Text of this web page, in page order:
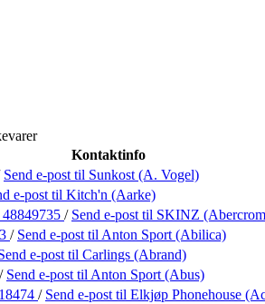
Kontaktinfo
Send e-post til Sunkost (A. Vogel)
e-post til Kitch'n (Aarke)
48849735 / Send e-post til SKINZ
/ Send e-post til Anton Sport (Abilica)
e-post til Carlings (Abrand)
/ Send e-post til Anton Sport (Abus)
/ Send e-post til Elkjøp Phonehouse